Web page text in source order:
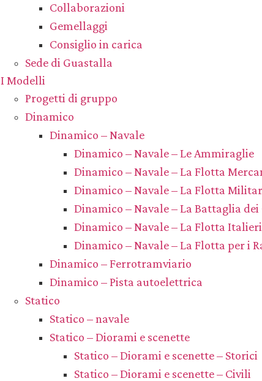
Collaborazioni
Gemellaggi
Consiglio in carica
Sede di Guastalla
I Modelli
Progetti di gruppo
Dinamico
Dinamico – Navale
Dinamico – Navale – Le Ammiraglie
Dinamico – Navale – La Flotta
Dinamico – Navale – La Flotta
Dinamico – Navale – La Battaglia dei
Dinamico – Navale – La Flotta Italieri
Dinamico – Navale – La Flotta per i
Dinamico – Ferrotramviario
Dinamico – Pista autoelettrica
Statico
Statico – navale
Statico – Diorami e scenette
Statico – Diorami e scenette – Storici
Statico – Diorami e scenette – Civili